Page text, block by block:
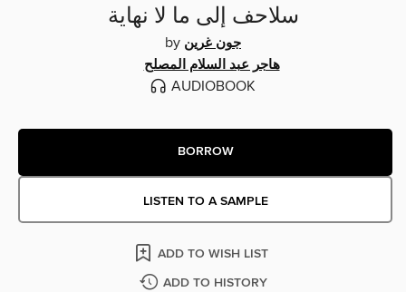
سلاحف إلى ما لا نهاية
by جون غرين
هاجر عبد السلام المصلح
AUDIOBOOK
BORROW
LISTEN TO A SAMPLE
ADD TO WISH LIST
ADD TO HISTORY